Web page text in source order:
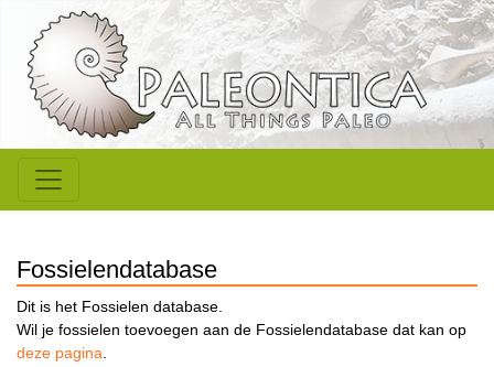
Fossielendatabase
Dit is het Fossielen database.
Wil je fossielen toevoegen aan de Fossielendatabase dat kan op
deze pagina.